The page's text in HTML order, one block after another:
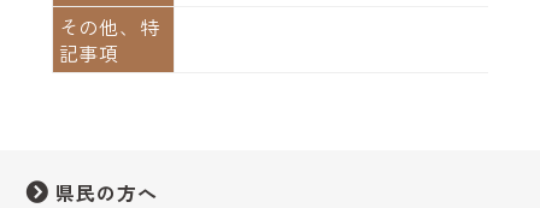
その他、特
記事項
県民の方へ